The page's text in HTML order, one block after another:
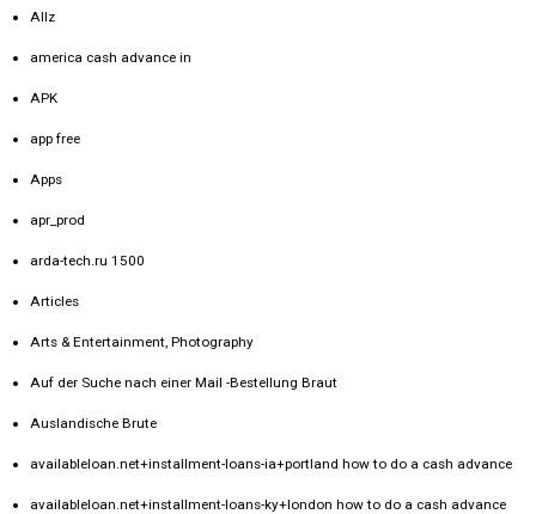
Allz
america cash advance in
APK
app free
Apps
apr_prod
arda-tech.ru 1500
Articles
Arts & Entertainment, Photography
Auf der Suche nach einer Mail -Bestellung Braut
Auslandische Brute
availableloan.net+installment-loans-ia+portland how to do a cash advance
availableloan.net+installment-loans-ky+london how to do a cash advance